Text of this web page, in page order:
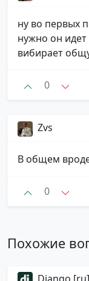
ну во первых
нужно он
вибирает
0
Zvs
В общем
0
Похожие